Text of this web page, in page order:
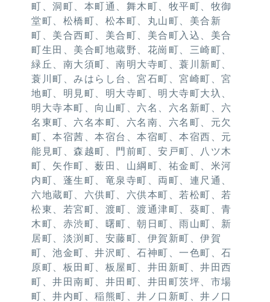
町、洞町、本町通、舞木町、牧平町、牧御
堂町、松橋町、松本町、丸山町、美合新
町、美合西町、美合町、美合町入込、美合
町生田、美合町地蔵野、花崗町、三崎町、
緑丘、南大須町、南明大寺町、蓑川新町、
蓑川町、みはらし台、宮石町、宮崎町、宮
地町、明見町、明大寺町、明大寺町大圦、
明大寺本町、向山町、六名、六名新町、六
名東町、六名本町、六名南、六名町、元欠
町、本宿茜、本宿台、本宿町、本宿西、元
能見町、森越町、門前町、安戸町、八ツ木
町、矢作町、薮田、山綱町、祐金町、米河
内町、蓬生町、竜泉寺町、両町、連尺通、
六地蔵町、六供町、六供本町、若松町、若
松東、若宮町、渡町、渡通津町、葵町、青
木町、赤渋町、曙町、朝日町、雨山町、新
居町、淡渕町、安藤町、伊賀新町、伊賀
町、池金町、井沢町、石神町、一色町、石
原町、板田町、板屋町、井田新町、井田西
町、井田南町、井田町、井田町茨坪、市場
町、井内町、稲熊町、井ノ口新町、井ノ口